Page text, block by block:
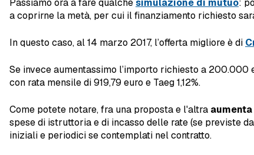
Passiamo ora a fare qualchesimulazione di mutuo:
a coprirne la metà, per cui il finanziamento richiesto
In questo caso, al 14 marzo 2017, l’offerta migliore è di
Se invece aumentassimo l’importo richiesto a
con rata mensile di 919,79 euro e Taeg 1,12%.
Come potete notare, fra una proposta e l'altra
spese di istruttoria e di incasso delle rate (se previste
iniziali e periodici se contemplati nel contratto.